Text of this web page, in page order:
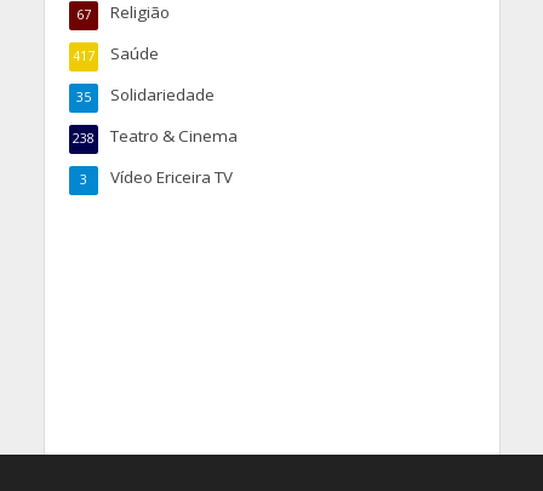
Religião
67
Saúde
417
Solidariedade
35
Teatro & Cinema
238
Vídeo Ericeira TV
3